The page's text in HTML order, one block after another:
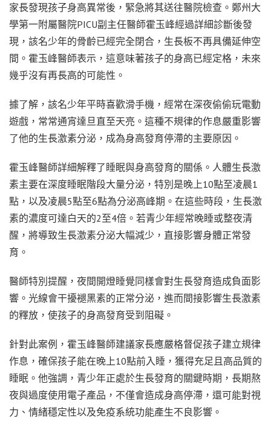
家長發現孩子身高異常後，緊急將其送往醫院檢查。鄭州大
學第一附屬醫院PICU副主任醫師霍玉峰經過詳細診斷後發
現，該名少年的骨齡已經完全閉合，生長板不再具備延伸空
間。霍玉峰醫師表示，這意味著孩子的身高已經定格，未來
幾乎沒有再長高的可能性。
據了解，該名少年平時喜歡滑手機，經常在深夜偷偷玩電動
遊戲，常常通宵達旦直至天亮。這種不規律的作息嚴重影響
了他的生長激素分泌，成為身高發育停滯的主要原因。
霍玉峰醫師詳細解釋了睡眠與身高發育的關係。人體生長激
素主要在深度睡眠階段大量分泌，特別是晚上10點至凌晨1
點，以及凌晨5點至6點為分泌高峰期。在這些時段，生長激
素的濃度可達白天的2至4倍。若青少年經常晚睡或整夜清
醒，將導致生長激素分泌大幅減少，直接影響身體正常發
育。
醫師特別提醒，夜間開燈睡覺同樣會對生長發育造成負面影
響。光線會干擾褪黑素的正常分泌，進而間接影響生長激素
的釋放，使孩子的身高發育受到阻礙。
針對此案例，霍玉峰醫師建議家長應嚴格督促孩子建立規律
作息，確保孩子能在晚上10點前入睡，獲得充足且高品質的
睡眠。他強調，青少年正處於生長發育的關鍵時期，長期熬
夜與過度使用電子產品，不僅會造成身高停滯，還可能對視
力、情緒穩定性以及免疫系統功能產生不良影響。